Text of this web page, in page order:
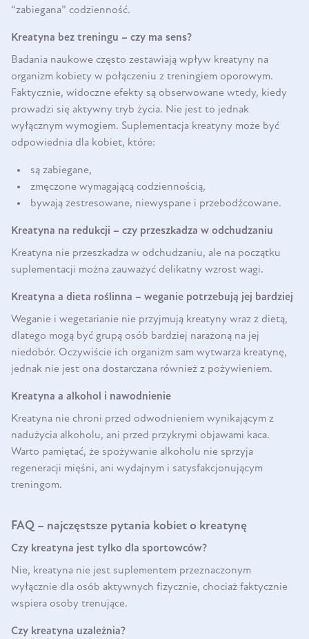
“zabiegana” codzienność.
Kreatyna bez treningu – czy ma sens?
Badania naukowe często zestawiają wpływ kreatyny na
organizm kobiety w połączeniu z treningiem oporowym.
Faktycznie, widoczne efekty są obserwowane wtedy, kiedy
prowadzi się aktywny tryb życia. Nie jest to jednak
wyłącznym wymogiem. Suplementacja kreatyny może być
odpowiednia dla kobiet, które:
są zabiegane,
zmęczone wymagającą codziennością,
bywają zestresowane, niewyspane i przebodźcowane.
Kreatyna na redukcji – czy przeszkadza w odchudzaniu
Kreatyna nie przeszkadza w odchudzaniu, ale na początku
suplementacji można zauważyć delikatny wzrost wagi.
Kreatyna a dieta roślinna – weganie potrzebują jej bardziej
Weganie i wegetarianie nie przyjmują kreatyny wraz z dietą,
dlatego mogą być grupą osób bardziej narażoną na jej
niedobór. Oczywiście ich organizm sam wytwarza kreatynę,
jednak nie jest ona dostarczana również z pożywieniem.
Kreatyna a alkohol i nawodnienie
Kreatyna nie chroni przed odwodnieniem wynikającym z
nadużycia alkoholu, ani przed przykrymi objawami kaca.
Warto pamiętać, że spożywanie alkoholu nie sprzyja
regeneracji mięśni, ani wydajnym i satysfakcjonującym
treningom.
FAQ – najczęstsze pytania kobiet o kreatynę
Czy kreatyna jest tylko dla sportowców?
Nie, kreatyna nie jest suplementem przeznaczonym
wyłącznie dla osób aktywnych fizycznie, chociaż faktycznie
wspiera osoby trenujące.
Czy kreatyna uzależnia?